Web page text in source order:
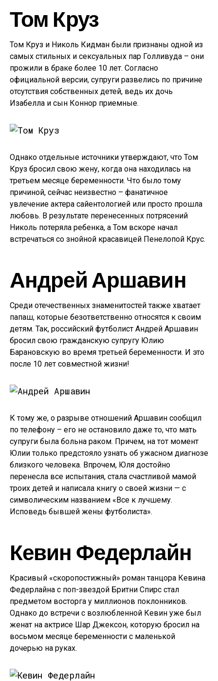
Том Круз
Том Круз и Николь Кидман были признаны одной из
самых стильных и сексуальных пар Голливуда – они
прожили в браке более 10 лет. Согласно
официальной версии, супруги развелись по причине
отсутствия собственных детей, ведь их дочь
Изабелла и сын Коннор приемные.
Однако отдельные источники утверждают, что Том
Круз бросил свою жену, когда она находилась на
третьем месяце беременности. Что было тому
причиной, сейчас неизвестно – фанатичное
увлечение актера сайентологией или просто прошла
любовь. В результате перенесенных потрясений
Николь потеряла ребенка, а Том вскоре начал
встречаться со знойной красавицей Пенелопой Крус.
Андрей Аршавин
Среди отечественных знаменитостей также хватает
папаш, которые безответственно относятся к своим
детям. Так, российский футболист Андрей Аршавин
бросил свою гражданскую супругу Юлию
Барановскую во время третьей беременности. И это
после 10 лет совместной жизни!
К тому же, о разрыве отношений Аршавин сообщил
по телефону – его не остановило даже то, что мать
супруги была больна раком. Причем, на тот момент
Юлии только предстояло узнать об ужасном диагнозе
близкого человека. Впрочем, Юля достойно
перенесла все испытания, стала счастливой мамой
троих детей и написала книгу о своей жизни — с
символическим названием «Все к лучшему.
Исповедь бывшей жены футболиста».
Кевин Федерлайн
Красивый «скоропостижный» роман танцора Кевина
Федерлайна с поп-звездой Бритни Спирс стал
предметом восторга у миллионов поклонников.
Однако до встречи с возлюбленной Кевин уже был
женат на актрисе Шар Джексон, которую бросил на
восьмом месяце беременности с маленькой
дочерью на руках.